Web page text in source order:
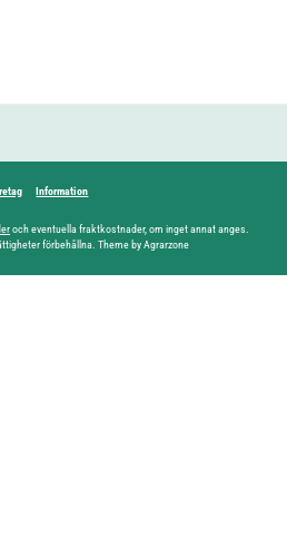
Information
och eventuella fraktkostnader, om inget annat anges.
förbehållna. Theme by Agrarzone